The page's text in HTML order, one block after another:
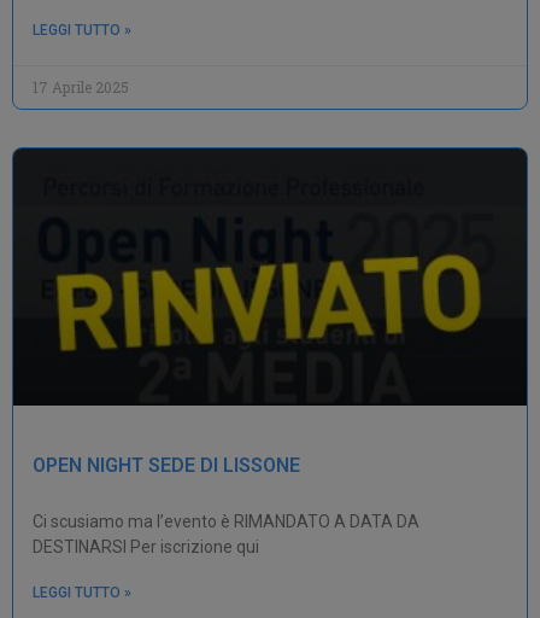
LEGGI TUTTO »
17 Aprile 2025
OPEN NIGHT SEDE DI LISSONE
Ci scusiamo ma l’evento è RIMANDATO A DATA DA
DESTINARSI Per iscrizione qui
LEGGI TUTTO »